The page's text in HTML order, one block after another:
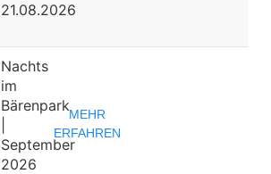
21.08.2026
Nachts
im
Bärenpark
September
2026
MEHR
ERFAHREN